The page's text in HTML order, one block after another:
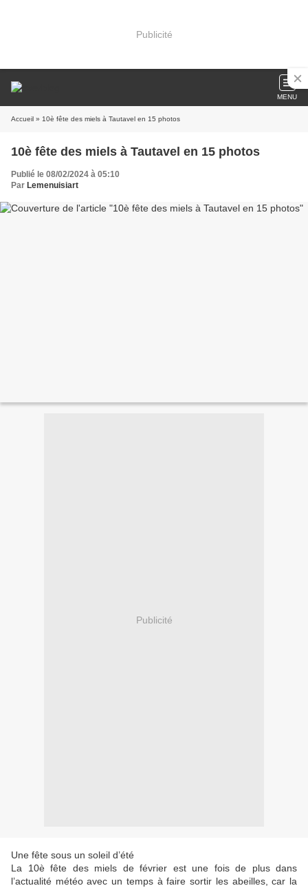
Publicité
MENU
Accueil » 10è fête des miels à Tautavel en 15 photos
10è fête des miels à Tautavel en 15 photos
Publié le 08/02/2024 à 05:10
Par Lemenuisiart
Publicité
Une fête sous un soleil d’été
La 10è fête des miels de février est une fois de plus dans
l’actualité météo avec un temps à faire sortir les abeilles, car la